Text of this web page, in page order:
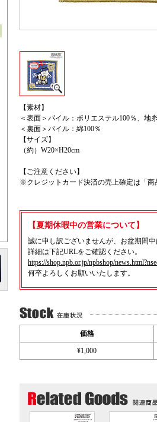
【素材】
＜表面＞パイル：ポリエステル100％、地
＜裏面＞パイル：綿100％
【サイズ】
（約）W20×H20cm
【ご注意ください】
※クレジットカード決済の売上確定は「商
【夏期休暇中の営業について】
誠に申し訳ございませんが、お盆期間
詳細は下記URLをご確認ください。
https://shop.npb.or.jp/npbshop/
何卒よろしくお願いいたします。
価格
¥1,000